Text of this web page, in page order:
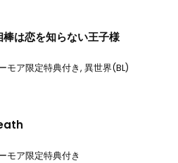
は恋を知らない王子様
モア限定特典付き, 異世界(BL)
モア限定特典付き